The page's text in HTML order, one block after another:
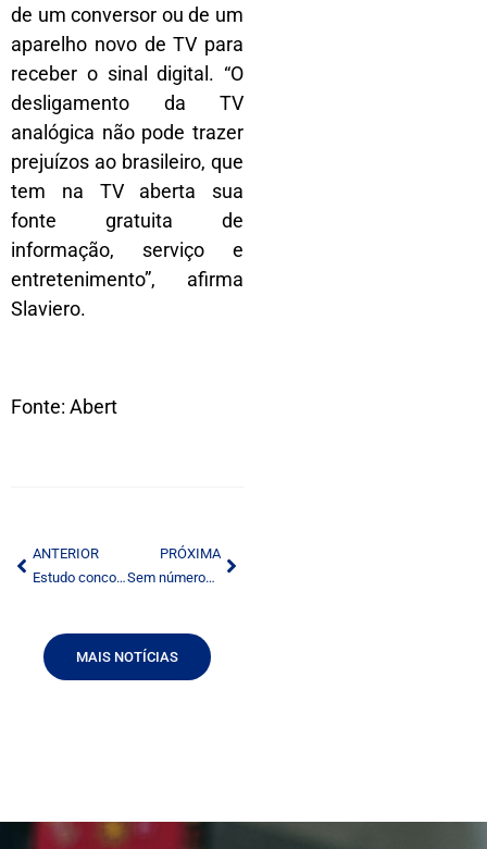
de um conversor ou de um
aparelho novo de TV para
receber o sinal digital. “O
desligamento da TV
analógica não pode trazer
prejuízos ao brasileiro, que
tem na TV aberta sua
fonte gratuita de
informação, serviço e
entretenimento”, afirma
Slaviero.
Fonte: Abert
ANTERIOR
Estudo concorrencial das agências reguladoras pauta discussões da TV paga.
PRÓXIMA
Sem números e sem acordo, segue indefinido cronograma da TV Digital.
MAIS NOTÍCIAS